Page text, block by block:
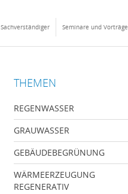
Sachverständiger Seminare und Vorträge
THEMEN
REGENWASSER
GRAUWASSER
GEBÄUDEBEGRÜNUNG
WÄRMEERZEUGUNG
REGENERATIV